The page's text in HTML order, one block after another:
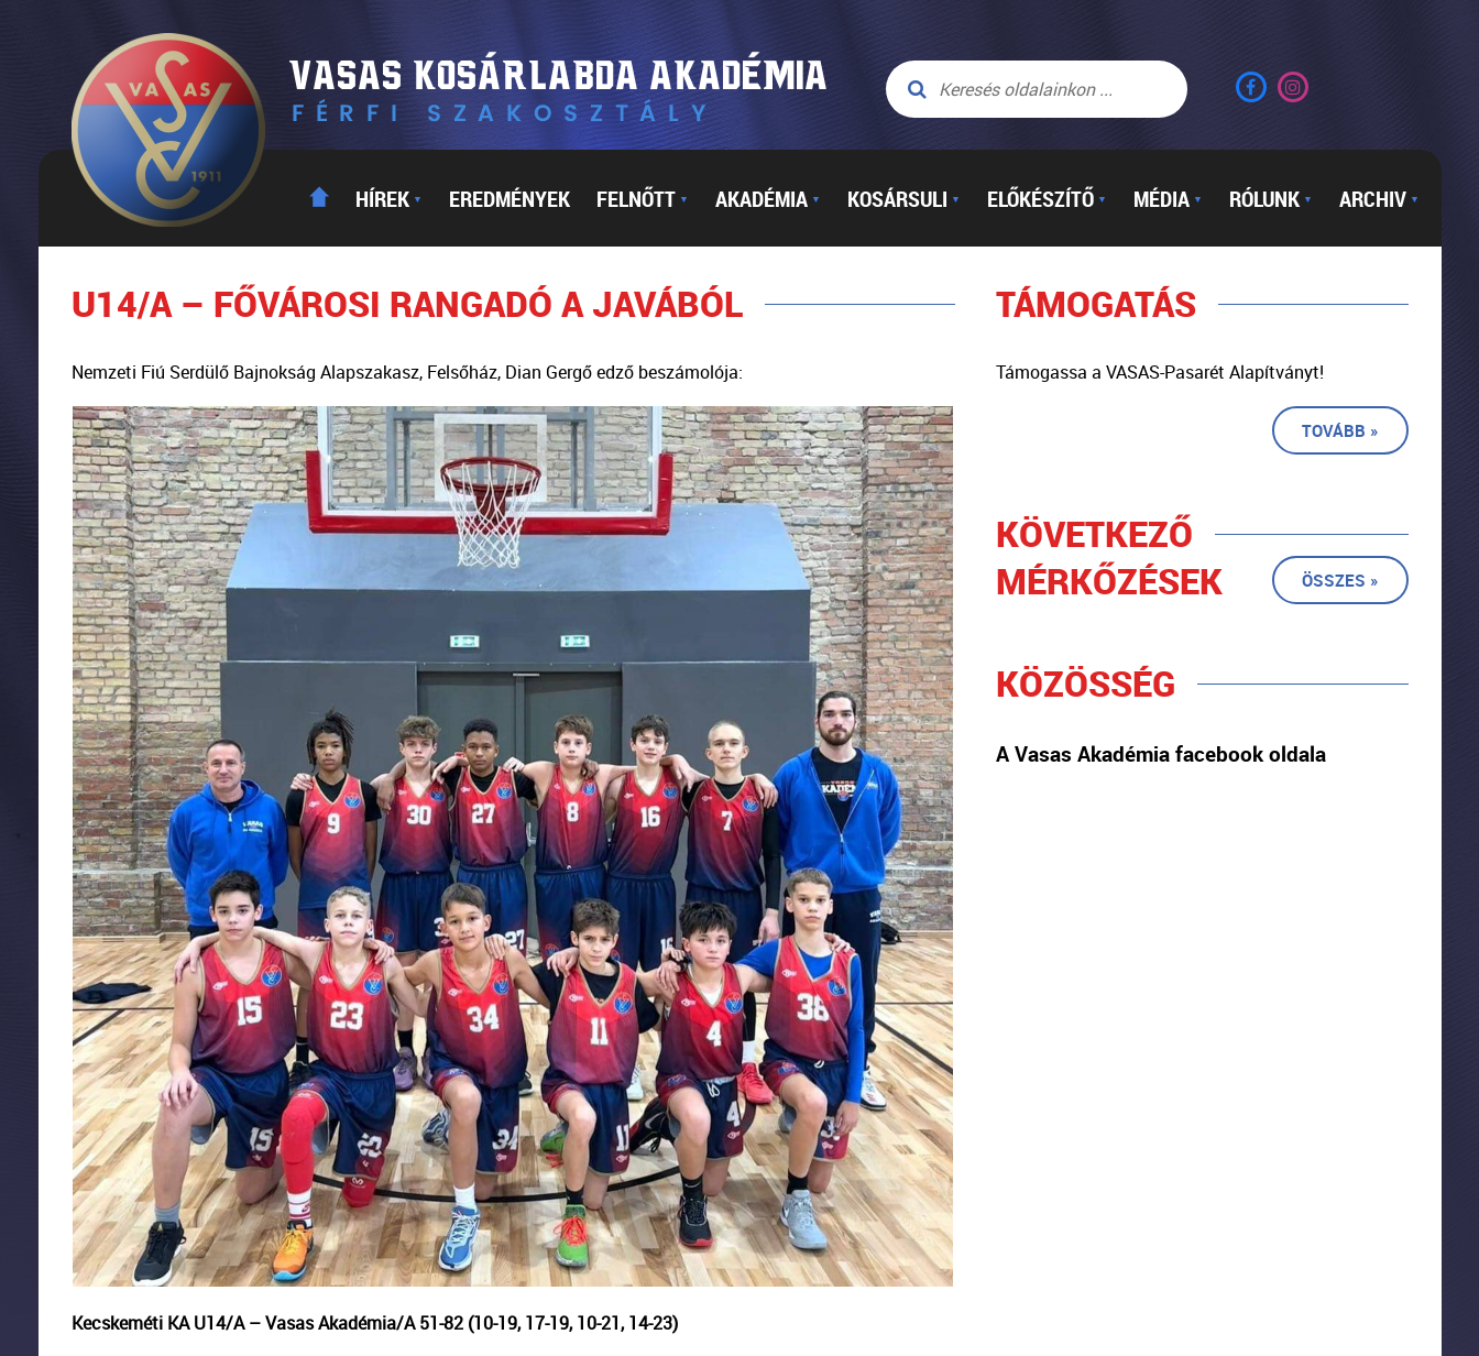
HÍREK ▼ EREDMÉNYEK FELNŐTT ▼ AKADÉMIA ▼ KOSÁRSULI ▼ ELŐKÉSZÍTŐ ▼ MÉDIA ▼ RÓLUNK ▼ ARCHIV ▼
U14/A – FŐVÁROSI RANGADÓ A JAVÁBÓL
Nemzeti Fiú Serdülő Bajnokság Alapszakasz, Felsőház, Dian Gergő edző beszámolója:
Kecskeméti KA U14/A – Vasas Akadémia/A 51-82 (10-19, 17-19, 10-21, 14-23)
TÁMOGATÁS
Támogassa a VASAS-Pasarét Alapítványt!
TOVÁBB »
KÖVETKEZŐ
MÉRKŐZÉSEK
ÖSSZES »
KÖZÖSSÉG
A Vasas Akadémia facebook oldala